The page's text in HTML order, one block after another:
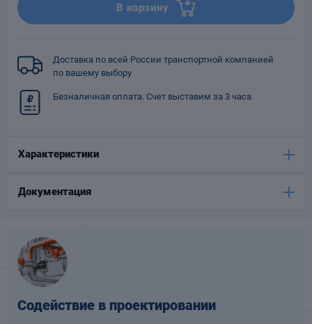
В корзину
Доставка по всей России транспортной компанией
по вашему выбору
Безналичная оплата. Счет выставим за 3 часа
Характеристики
Документация
Содействие в проектировании
стальные
Фильтры для